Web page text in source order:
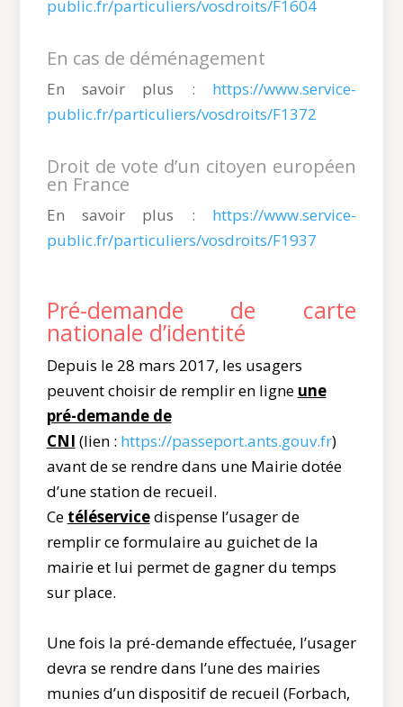
public.fr/particuliers/vosdroits/F1604
En cas de déménagement
En savoir plus : https://www.service-
public.fr/particuliers/vosdroits/F1372
Droit de vote d’un citoyen européen
en France
En savoir plus : https://www.service-
public.fr/particuliers/vosdroits/F1937
Pré-demande de carte
nationale d’identité
Depuis le 28 mars 2017, les usagers
peuvent choisir de remplir en ligne une
pré-demande de
CNI (lien : https://passeport.ants.gouv.fr)
avant de se rendre dans une Mairie dotée
d’une station de recueil.
Ce téléservicedispense l’usager de
remplir ce formulaire au guichet de la
mairie et lui permet de gagner du temps
sur place.
Une fois la pré-demande effectuée, l’usager
devra se rendre dans l’une des mairies
munies d’un dispositif de recueil (Forbach,